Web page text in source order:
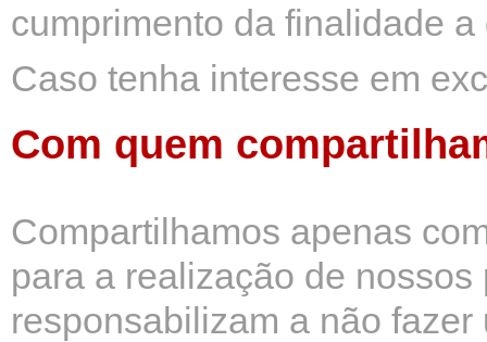
cumprimento da finalidade
Caso tenha interesse em
Com quem
Compartilhamos apenas
para a realização de
responsabilizam a não